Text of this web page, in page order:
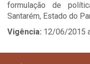
formulação de
Santarém, Estado do
Vigência: 12/06/2015